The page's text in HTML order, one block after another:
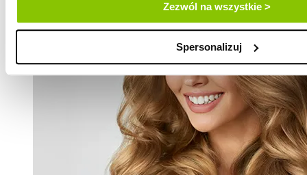
Zezwól na wszystkie >
Spersonalizuj